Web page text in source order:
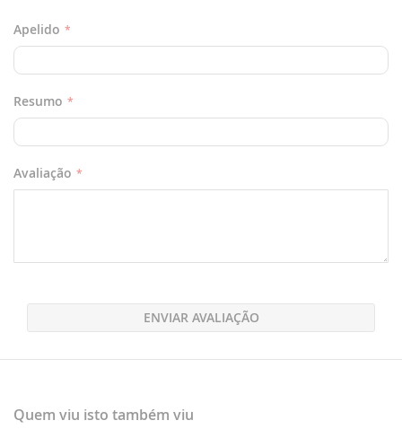
Apelido
Resumo
Avaliação
ENVIAR AVALIAÇÃO
Quem viu isto também viu